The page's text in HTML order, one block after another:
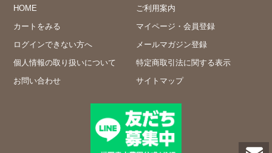
HOME
ご利用案内
カートをみる
マイページ・会員登録
ログインできない方へ
メールマガジン登録
個人情報の取り扱いについて
特定商取引法に関する表示
お問い合わせ
サイトマップ